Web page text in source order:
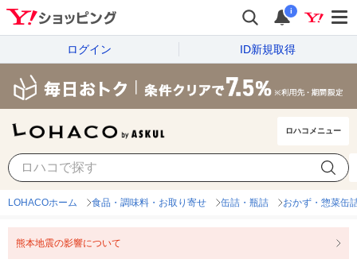
i
ログイン ID新規取得
ロハコメニュー
LOHACOホーム 食品・調味料・お取り寄せ 缶詰・瓶詰 おかず・惣菜缶
熊本地震の影響について